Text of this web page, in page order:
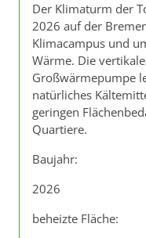
Der Klimaturm der
2026 auf der
Klimacampus und
Wärme. Die
Großwärmepumpe
natürliches
geringen
Quartiere.
Baujahr:
2026
beheizte Fläche: